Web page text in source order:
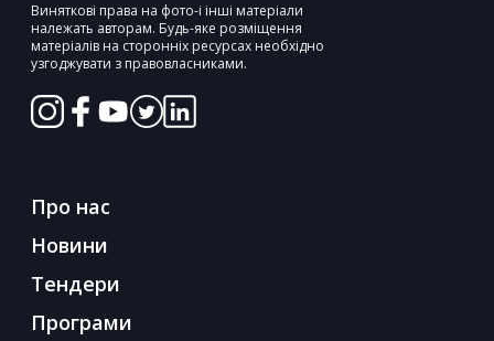
Виняткові права на фото-і інші матеріали
належать авторам. Будь-яке розміщення
матеріалів на сторонніх ресурсах необхідно
узгоджувати з правовласниками.
Про нас
Новини
Тендери
Програми